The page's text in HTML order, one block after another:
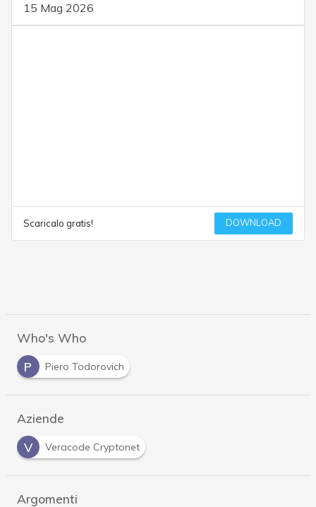
15 Mag 2026
Scaricalo gratis! DOWNLOAD
Who's Who
P
Piero Todorovich
Aziende
V
Veracode Cryptonet
Argomenti